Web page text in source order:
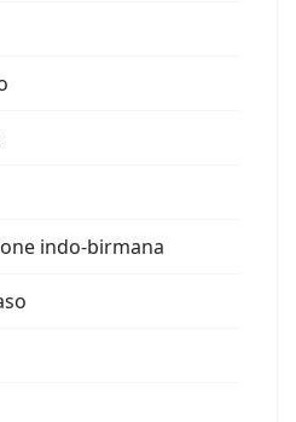
indo-birmana